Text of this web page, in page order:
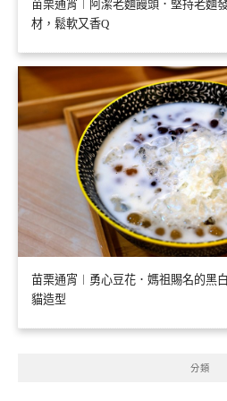
苗栗通宵︱阿潔老麵饅頭．堅持老麵
材，鬆軟又香Q
苗栗通宵︱勇心豆花．媽祖賜名的黑
貓造型
分類